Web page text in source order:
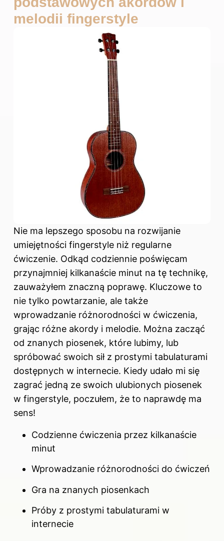
melodii fingerstyle
Nie ma lepszego sposobu na rozwijanie
umiejętności fingerstyle niż regularne
ćwiczenie. Odkąd codziennie poświęcam
przynajmniej kilkanaście minut na tę technikę,
zauważyłem znaczną poprawę. Kluczowe to
nie tylko powtarzanie, ale także
wprowadzanie różnorodności w ćwiczenia,
grając różne akordy i melodie. Można zacząć
od znanych piosenek, które lubimy, lub
spróbować swoich sił z prostymi tabulaturami
dostępnych w internecie. Kiedy udało mi się
zagrać jedną ze swoich ulubionych piosenek
w fingerstyle, poczułem, że to naprawdę ma
sens!
Codzienne ćwiczenia przez kilkanaście
minut
Wprowadzanie różnorodności do ćwiczeń
Gra na znanych piosenkach
Próby z prostymi tabulaturami w
internecie